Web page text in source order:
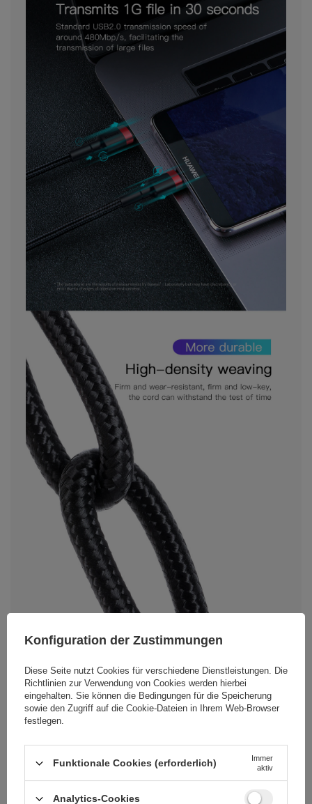
Konfiguration der Zustimmungen
Diese Seite nutzt Cookies für verschiedene Dienstleistungen. Die
Richtlinien zur Verwendung von Cookies werden hierbei
eingehalten. Sie können die Bedingungen für die Speicherung
sowie den Zugriff auf die Cookie-Dateien in Ihrem Web-Browser
festlegen.
Funktionale Cookies (erforderlich)
Immer
aktiv
Analytics-Cookies